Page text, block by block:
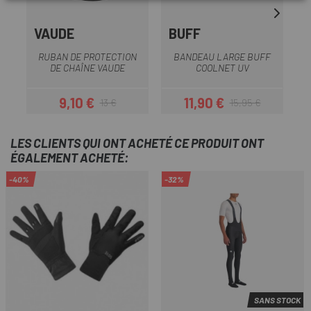
VAUDE
RUBAN DE PROTECTION
DE CHAÎNE VAUDE
Prix
9,10 €Prix habituel
13 €
BUFF
BANDEAU LARGE BUFF
COOLNET UV
Prix
11,90 €Prix habituel
15,95 €
LES CLIENTS QUI ONT ACHETÉ CE PRODUIT ONT
ÉGALEMENT ACHETÉ:
-40% -32%
SANS STOCK